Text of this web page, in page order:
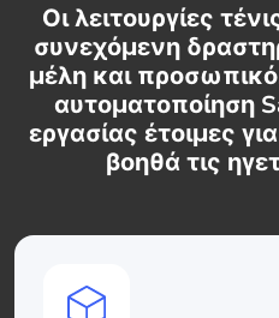
Οι λειτουργίες
συνεχόμενη
μέλη και
αυτοματοποίηση
εργασίας έτοιμες
βοηθά τις